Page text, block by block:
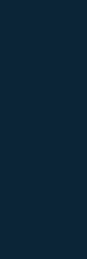
testigo de un
la industria
automóviles.
parte de las
una estela de
colusorios
mercado
El Tribunal
intercambios
febrero de
marcas de
Las marcas
participaron en